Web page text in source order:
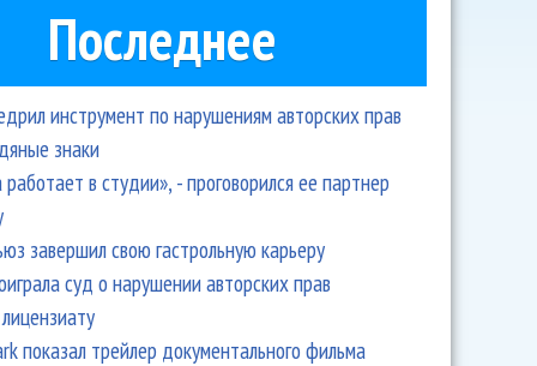
Последнее
инструмент по нарушениям авторских прав
знаки
в студии», - проговорился ее партнер
завершил свою гастрольную карьеру
суд о нарушении авторских прав
показал трейлер документального фильма